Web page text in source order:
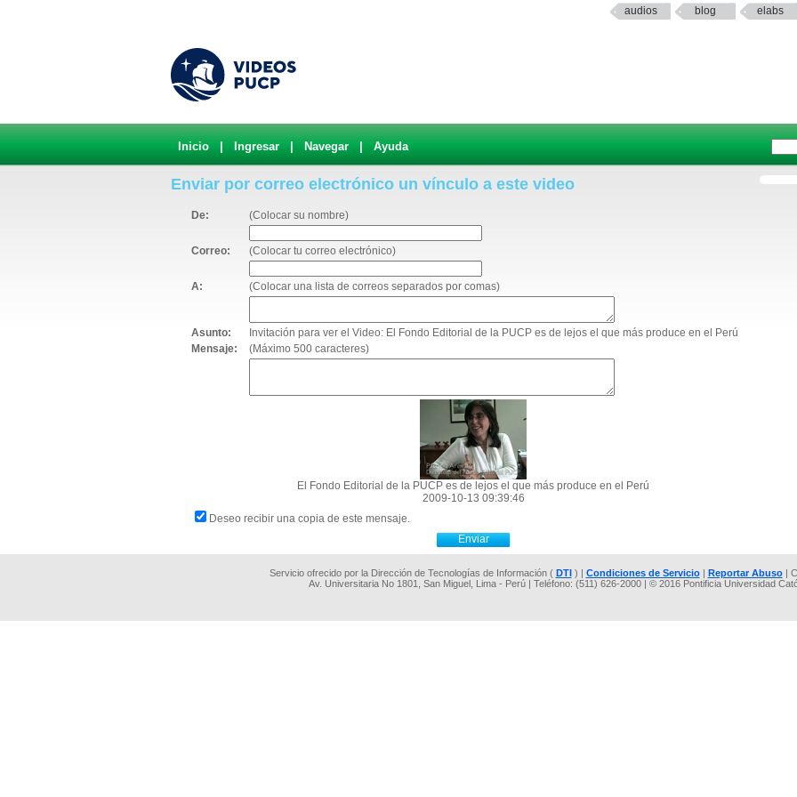
audios blog elabs
Inicio Ingresar Navegar Ayuda
Enviar por correo electrónico un vínculo a este video
De: (Colocar su nombre)
Correo: (Colocar tu correo electrónico)
A: (Colocar una lista de correos separados por comas)
Asunto:
Invitación para ver el Video: El Fondo Editorial de la PUCP es de lejos el que más produce en el Perú
Mensaje:
(Máximo 500 caracteres)
El Fondo Editorial de la PUCP es de lejos el que más produce en el Perú
2009-10-13 09:39:46
Deseo recibir una copia de este mensaje.
Servicio ofrecido por la Dirección de Tecnologías de Información ( DTI) | Condiciones de Servicio| Reportar Abuso|
Av. Universitaria No 1801, San Miguel, Lima - Perú | Teléfono: (511) 626-2000 | © 2016 Pontificia Universidad